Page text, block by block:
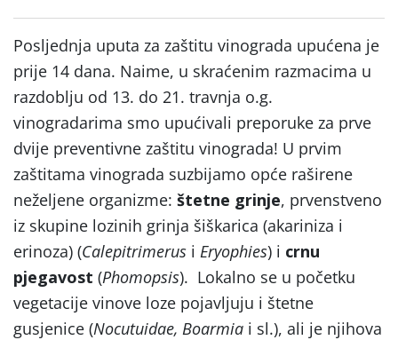
Posljednja uputa za zaštitu vinograda upućena je
prije 14 dana. Naime, u skraćenim razmacima u
razdoblju od 13. do 21. travnja o.g.
vinogradarima smo upućivali preporuke za prve
dvije preventivne zaštitu vinograda! U prvim
zaštitama vinograda suzbijamo opće raširene
neželjene organizme: štetne grinje, prvenstveno
iz skupine lozinih grinja šiškarica (akariniza i
erinoza) (Calepitrimerus i Eryophies) i crnu
pjegavost (Phomopsis). Lokalno se u početku
vegetacije vinove loze pojavljuju i štetne
gusjenice (Nocutuidae, Boarmia i sl.), ali je njihova